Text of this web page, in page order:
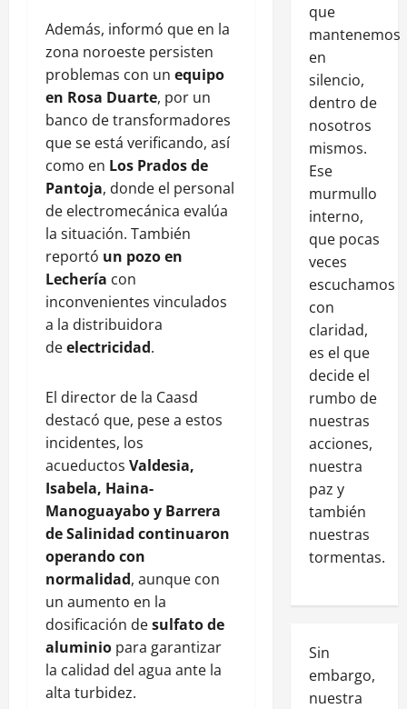
Además, informó que en la
zona noroeste persisten
problemas con un equipo
en Rosa Duarte, por un
banco de transformadores
que se está verificando, así
como en Los Prados de
Pantoja, donde el personal
de electromecánica evalúa
la situación. También
reportó un pozo en
Lechería con
inconvenientes vinculados
a la distribuidora
deelectricidad.
El director de la Caasd
destacó que, pese a estos
incidentes, los
acueductos Valdesia,
Isabela, Haina-
Manoguayabo y Barrera
de Salinidad continuaron
operando con
normalidad, aunque con
un aumento en la
dosificación desulfato de
aluminio para garantizar
la calidad del agua ante la
alta turbidez.
que
mantenemos
en
silencio,
dentro de
nosotros
mismos.
Ese
murmullo
interno,
que pocas
veces
escuchamos
con
claridad,
es el que
decide el
rumbo de
nuestras
acciones,
nuestra
paz y
también
nuestras
tormentas.
Sin
embargo,
nuestra